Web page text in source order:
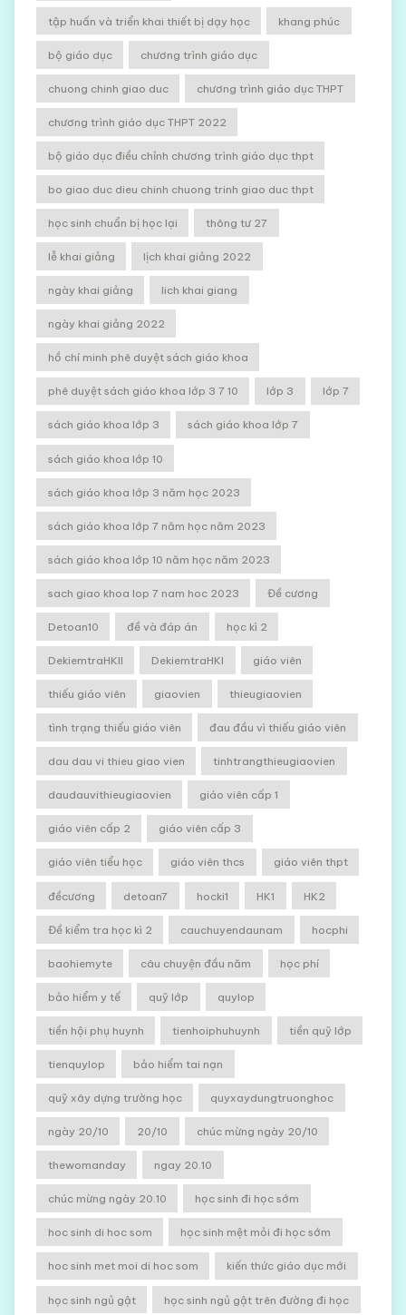
tập huấn và triển khai thiết bị dạy học khang phúc
bộ giáo dục chương trình giáo dục
chuong chinh giao duc chương trình giáo dục THPT
chương trình giáo dục THPT 2022
bộ giáo dục điều chỉnh chương trình giáo dục thpt
bo giao duc dieu chinh chuong trinh giao duc thpt
học sinh chuẩn bị học lại thông tư 27
lễ khai giảng lịch khai giảng 2022
ngày khai giảng lich khai giang
ngày khai giảng 2022
hồ chí minh phê duyệt sách giáo khoa
phê duyệt sách giáo khoa lớp 3 7 10 lớp 3 lớp 7
sách giáo khoa lớp 3 sách giáo khoa lớp 7
sách giáo khoa lớp 10
sách giáo khoa lớp 3 năm học 2023
sách giáo khoa lớp 7 năm học năm 2023
sách giáo khoa lớp 10 năm học năm 2023
sach giao khoa lop 7 nam hoc 2023 Đề cương
Detoan10 đề và đáp án học kì 2
DekiemtraHKII DekiemtraHKI giáo viên
thiếu giáo viên giaovien thieugiaovien
tình trạng thiếu giáo viên đau đầu vì thiếu giáo viên
dau dau vi thieu giao vien tinhtrangthieugiaovien
daudauvithieugiaovien giáo viên cấp 1
giáo viên cấp 2 giáo viên cấp 3
giáo viên tiểu học giáo viên thcs giáo viên thpt
đềcương detoan7 hocki1 HK1 HK2
Đề kiểm tra học kì 2 cauchuyendaunam hocphi
baohiemyte câu chuyện đầu năm học phí
bảo hiểm y tế quỹ lớp quylop
tiền hội phụ huynh tienhoiphuhuynh tiền quỹ lớp
tienquylop bảo hiểm tai nạn
quỹ xây dựng trường học quyxaydungtruonghoc
ngày 20/10 20/10 chúc mừng ngày 20/10
thewomanday ngay 20.10
chúc mừng ngày 20.10 học sinh đi học sớm
hoc sinh di hoc som học sinh mệt mỏi đi học sớm
hoc sinh met moi di hoc som kiến thức giáo dục mới
học sinh ngủ gật học sinh ngủ gật trên đường đi học